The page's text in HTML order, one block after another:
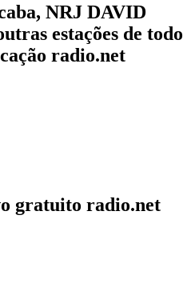
NRJ DAVID
estações de todo
radio.net
gratuito radio.net